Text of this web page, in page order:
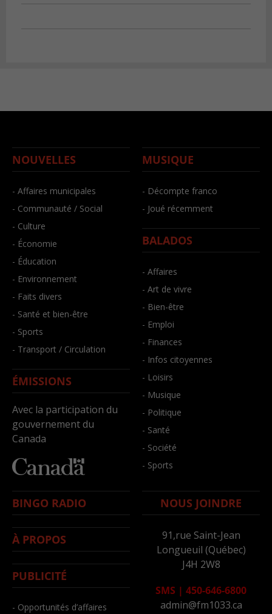
NOUVELLES
- Affaires municipales
- Communauté / Social
- Culture
- Économie
- Éducation
- Environnement
- Faits divers
- Santé et bien-être
- Sports
- Transport / Circulation
ÉMISSIONS
Avec la participation du
gouvernement du
Canada
MUSIQUE
- Décompte franco
- Joué récemment
BALADOS
- Affaires
- Art de vivre
- Bien-être
- Emploi
- Finances
- Infos citoyennes
- Loisirs
- Musique
- Politique
- Santé
- Société
- Sports
BINGO RADIO
À PROPOS
PUBLICITÉ
- Opportunités d’affaires
NOUS JOINDRE
91,rue Saint-Jean
Longueuil (Québec)
J4H 2W8
SMS | 450-646-6800
admin@fm1033.ca